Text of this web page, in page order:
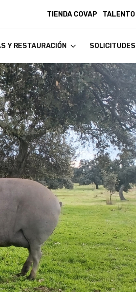
TIENDA COVAP TALENTO
Y RESTAURACIÓN SOLICITUDES